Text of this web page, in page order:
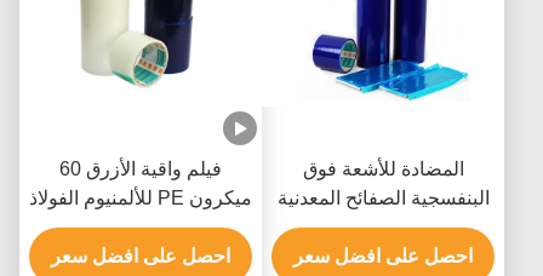
المضادة للأشعة فوق
البنفسجية الصفائح المعدنية
البولي ايثيلين فيلم واقية
لاصق على أساس المذيبات
احصل على افضل سعر
فيلم واقية الأزرق 60
ميكرون PE للألمنيوم الفولاذ
المقاوم للصدأ
احصل على افضل سعر